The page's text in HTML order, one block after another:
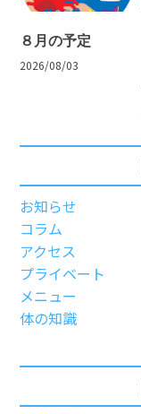
８月の予定
2026/08/03
お知らせ
コラム
アクセス
プライベート
メニュー
体の知識